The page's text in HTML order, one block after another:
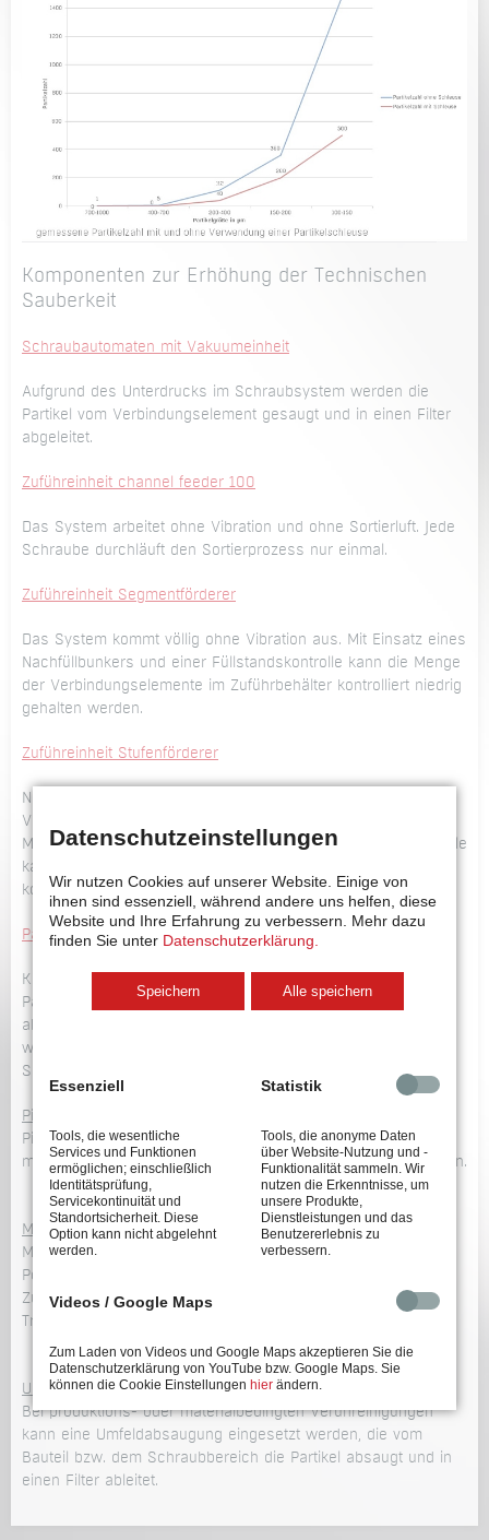
Komponenten zur Erhöhung der Technischen
Sauberkeit
Schraubautomaten mit Vakuumeinheit
Aufgrund des Unterdrucks im Schraubsystem werden die
Partikel vom Verbindungselement gesaugt und in einen Filter
abgeleitet.
Zuführeinheit channel feeder 100
Das System arbeitet ohne Vibration und ohne Sortierluft. Jede
Schraube durchläuft den Sortierprozess nur einmal.
Zuführeinheit Segmentförderer
Das System kommt völlig ohne Vibration aus. Mit Einsatz eines
Nachfüllbunkers und einer Füllstandskontrolle kann die Menge
der Verbindungselemente im Zuführbehälter kontrolliert niedrig
gehalten werden.
Zuführeinheit Stufenförderer
Nur die Vereinzelungsschiene vibriert, um die
Verbindungselemente in die korrekte Sortierlage zu bringen.
Mit Einsatz eines Nachfüllbunkers und einer Füllstandskontrolle
kann die Menge der Verbindungselemente im Zuführbehälter
kontrolliert niedrig gehalten werden.
Partikelschleuse
Kurz vor dem Mundstück wird im Zuführschlauch eine
Partikelschleuse installiert. Mitgeführte Partikel werden
abgesaugt und einem Filter zugeführt. Die Schraube wird
weitertransportiert. Der Vorgang dauert nur
Sekundenbruchteile.
Pick-and-Place-Systeme
Pick-and-Place-Systeme arbeiten ganz ohne Blasluft. Sie
müssen in direkter Nähe zum Schraubsystem platziert werden.
Magazinierung
Magazine werden im Roboterbetrieb oder an Achs- bzw.
Portalsystemen eingesetzt. Sie werden aus den
Zuführeinheiten befüllt und arbeiten teilweise ohne
Transportluft.
Umfeldabsaugung
Bei produktions- oder materialbedingten Verunreinigungen
kann eine Umfeldabsaugung eingesetzt werden, die vom
Bauteil bzw. dem Schraubbereich die Partikel absaugt und in
einen Filter ableitet.
Datenschutzeinstellungen
Wir nutzen Cookies auf unserer Website. Einige von
ihnen sind essenziell, während andere uns helfen, diese
Website und Ihre Erfahrung zu verbessern. Mehr dazu
finden Sie unter Datenschutzerklärung.
Speichern Alle speichern
Essenziell
Tools, die wesentliche
Services und Funktionen
ermöglichen; einschließlich
Identitätsprüfung,
Servicekontinuität und
Standortsicherheit. Diese
Option kann nicht abgelehnt
werden.
Statistik
Tools, die anonyme Daten
über Website-Nutzung und -
Funktionalität sammeln. Wir
nutzen die Erkenntnisse, um
unsere Produkte,
Dienstleistungen und das
Benutzererlebnis zu
verbessern.
Videos / Google Maps
Zum Laden von Videos und Google Maps akzeptieren Sie die
Datenschutzerklärung von YouTube bzw. Google Maps. Sie
können die Cookie Einstellungen hier ändern.